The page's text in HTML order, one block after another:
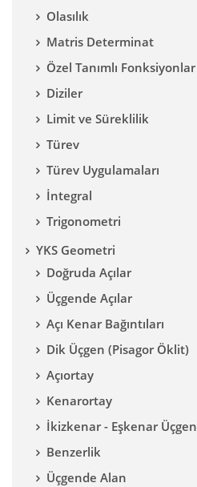
Olasılık
Matris Determinat
Özel Tanımlı Fonksiyonlar
Diziler
Limit ve Süreklilik
Türev
Türev Uygulamaları
İntegral
Trigonometri
YKS Geometri
Doğruda Açılar
Üçgende Açılar
Açı Kenar Bağıntıları
Dik Üçgen (Pisagor Öklit)
Açıortay
Kenarortay
İkizkenar - Eşkenar Üçgen
Benzerlik
Üçgende Alan